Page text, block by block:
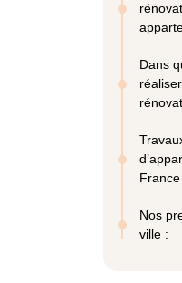
Dans
France
Nos
ville :